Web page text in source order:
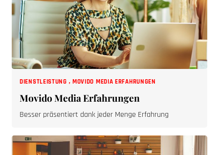
DIENSTLEISTUNG , MOVIDO MEDIA ERFAHRUNGEN
Movido Media Erfahrungen
Besser präsentiert dank jeder Menge Erfahrung